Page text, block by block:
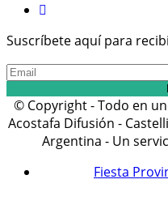
Suscríbete aquí para
© Copyright - Todo en
Acostafa Difusión -
Argentina - Un
Fiesta